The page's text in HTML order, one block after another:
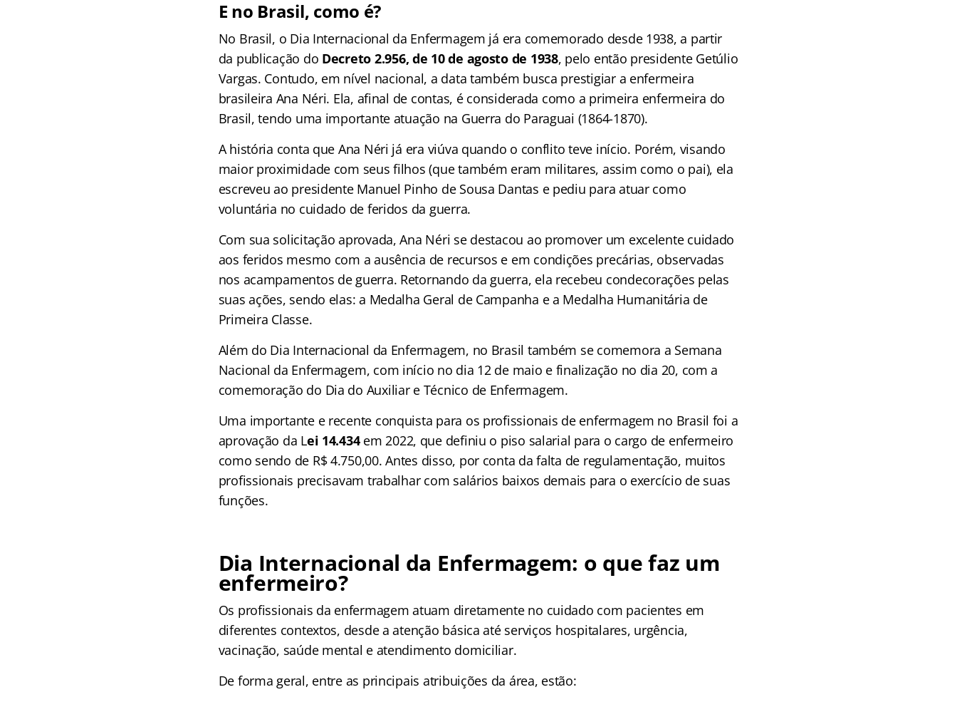
E no Brasil, como é?
No Brasil, o Dia Internacional da Enfermagem já era comemorado desde 1938, a partir
da publicação do Decreto 2.956, de 10 de agosto de 1938, pelo então presidente Getúlio
Vargas. Contudo, em nível nacional, a data também busca prestigiar a enfermeira
brasileira Ana Néri. Ela, afinal de contas, é considerada como a primeira enfermeira do
Brasil, tendo uma importante atuação na Guerra do Paraguai (1864-1870).
A história conta que Ana Néri já era viúva quando o conflito teve início. Porém, visando
maior proximidade com seus filhos (que também eram militares, assim como o pai), ela
escreveu ao presidente Manuel Pinho de Sousa Dantas e pediu para atuar como
voluntária no cuidado de feridos da guerra.
Com sua solicitação aprovada, Ana Néri se destacou ao promover um excelente cuidado
aos feridos mesmo com a ausência de recursos e em condições precárias, observadas
nos acampamentos de guerra. Retornando da guerra, ela recebeu condecorações pelas
suas ações, sendo elas: a Medalha Geral de Campanha e a Medalha Humanitária de
Primeira Classe.
Além do Dia Internacional da Enfermagem, no Brasil também se comemora a Semana
Nacional da Enfermagem, com início no dia 12 de maio e finalização no dia 20, com a
comemoração do Dia do Auxiliar e Técnico de Enfermagem.
Uma importante e recente conquista para os profissionais de enfermagem no Brasil foi a
aprovação da Lei 14.434em 2022, que definiu o piso salarial para o cargo de enfermeiro
como sendo de R$ 4.750,00. Antes disso, por conta da falta de regulamentação, muitos
profissionais precisavam trabalhar com salários baixos demais para o exercício de suas
funções.
Dia Internacional da Enfermagem: o que faz um
enfermeiro?
Os profissionais da enfermagem atuam diretamente no cuidado com pacientes em
diferentes contextos, desde a atenção básica até serviços hospitalares, urgência,
vacinação, saúde mental e atendimento domiciliar.
De forma geral, entre as principais atribuições da área, estão: